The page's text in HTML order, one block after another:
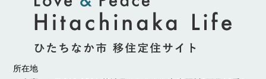
所在地